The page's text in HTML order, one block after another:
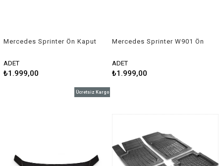
Mercedes Sprinter Ön Kaput
ADET
₺1.999,00
Mercedes Sprinter W901 Ön
ADET
₺1.999,00
Ücretsiz Kargo